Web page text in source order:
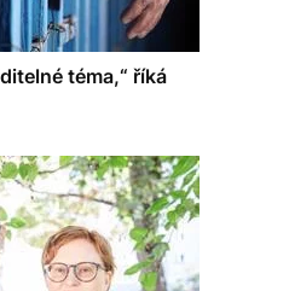
téma,“ říká